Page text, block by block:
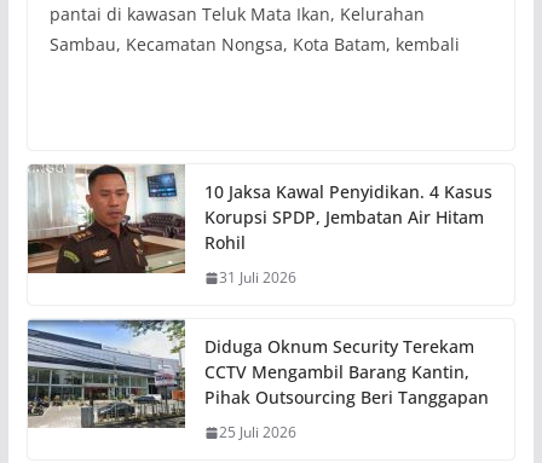
pantai di kawasan Teluk Mata Ikan, Kelurahan
Sambau, Kecamatan Nongsa, Kota Batam, kembali
10 Jaksa Kawal Penyidikan. 4 Kasus
Korupsi SPDP, Jembatan Air Hitam
Rohil
31 Juli 2026
Diduga Oknum Security Terekam
CCTV Mengambil Barang Kantin,
Pihak Outsourcing Beri Tanggapan
25 Juli 2026